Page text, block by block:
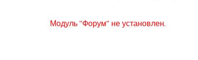
Модуль "Форум" не установлен.